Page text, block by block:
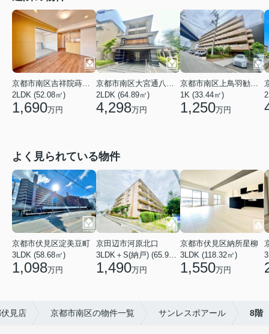
2LDK (52.08㎡)
1,690万円
2LDK (64.89㎡)
4,298万円
1K (33.44㎡)
1,250万円
よく見られている物件
京都市伏見区淀美豆町
3LDK (58.68㎡)
1,098万円
京田辺市河原北口
1,490万円
京都市伏見区納所星柳
3LDK (118.32㎡)
1,550万円
見店 京都市南区の物件一覧 サンレスポアール 8階